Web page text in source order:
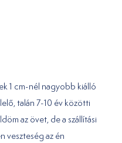
1 cm-nél nagyobb kiálló
talán 7-10 év közötti
az övet, de a szállítási
veszteség az én